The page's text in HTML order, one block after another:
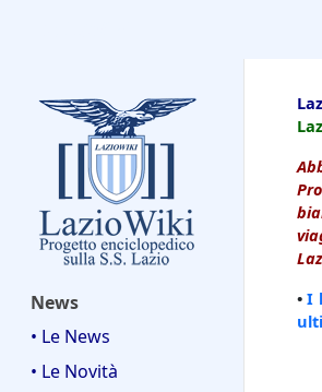
News
• Le News
• Le Novità
•I